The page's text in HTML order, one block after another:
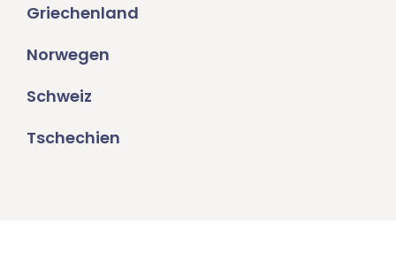
Griechenland
Norwegen
Schweiz
Tschechien